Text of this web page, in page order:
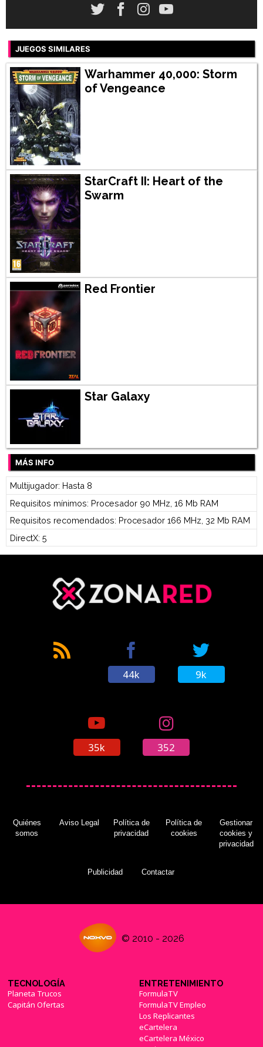
JUEGOS SIMILARES
Warhammer 40,000: Storm
of Vengeance
StarCraft II: Heart of the
Swarm
Red Frontier
Star Galaxy
MÁS INFO
Multijugador: Hasta 8
Requisitos mínimos: Procesador 90 MHz, 16 Mb RAM
Requisitos recomendados: Procesador 166 MHz, 32 Mb RAM
DirectX: 5
44k 9k
35k 352
Quiénes
somos
Aviso Legal
Política de
privacidad
Política de
cookies
Gestionar
cookies y
privacidad
Publicidad Contactar
© 2010 - 2026
TECNOLOGÍA
Planeta Trucos
Capitán Ofertas
ENTRETENIMIENTO
FormulaTV
FormulaTV Empleo
Los Replicantes
eCartelera
eCartelera México